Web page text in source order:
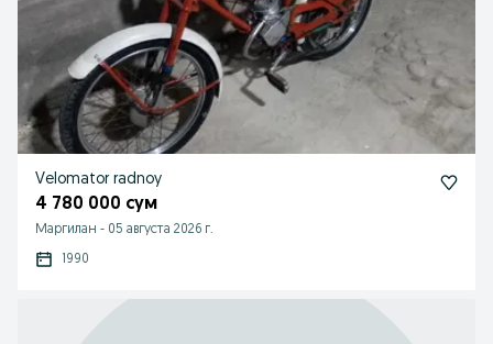
Velomator radnoy
4 780 000 сум
Маргилан - 05 августа 2026 г.
1990